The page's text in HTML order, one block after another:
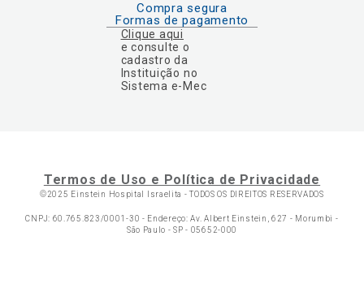
Compra segura
Formas de pagamento
Clique aqui
e consulte o
cadastro da
Instituição no
Sistema e-Mec
Termos de Uso e Política de Privacidade
©2025 Einstein Hospital Israelita -TODOS OS DIREITOS RESERVADOS
CNPJ: 60.765.823/0001-30 - Endereço: Av. Albert Einstein, 627 - Morumbi -
São Paulo - SP - 05652-000